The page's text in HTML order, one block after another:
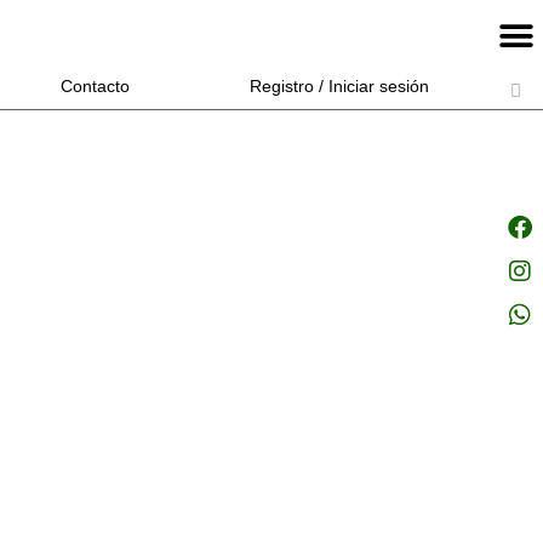
Contacto Registro / Iniciar sesión